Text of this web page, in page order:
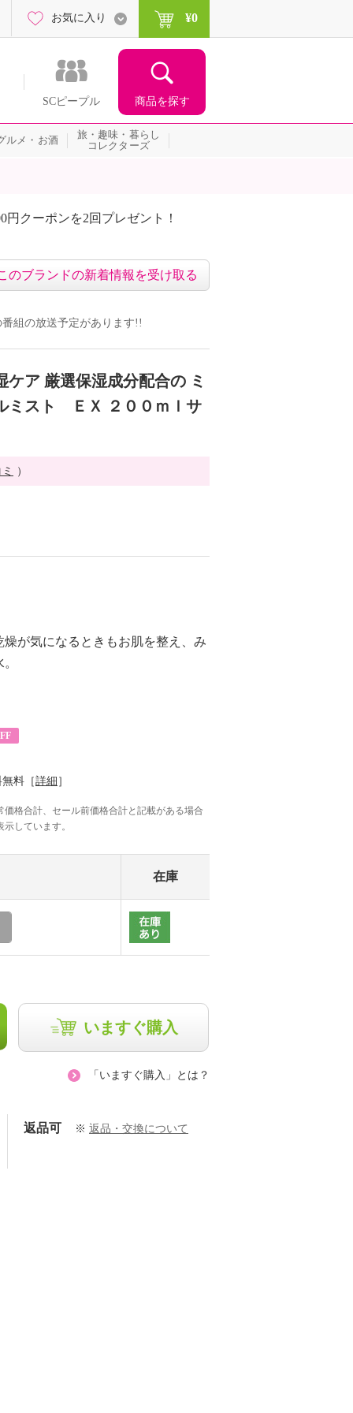
SCピープル 商品を探す
お気に入り ¥0
ルメ・お酒
旅・趣味・暮らし
コレクターズ
クーポンを2回プレゼント！
のブランドの新着情報を受け取る
組の放送予定があります!!
ア 厳選保湿成分配合の ミ
ミスト ＥＸ ２００ｍｌサ
）
が気になるときもお肌を整え、み
料［詳細 ］
格合計、セール前価格合計と記載がある場合
しています。
在庫
いますぐ購入
「いますぐ購入」とは？
返品可 ※ 返品・交換について